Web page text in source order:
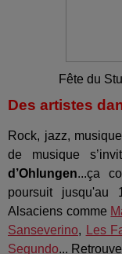
Fête du
Des artistes
Rock, jazz,
de musique
d’Ohlungen...ça
poursuit jusqu'au
Alsaciens comme
Sanseverino, Les
Segundo...